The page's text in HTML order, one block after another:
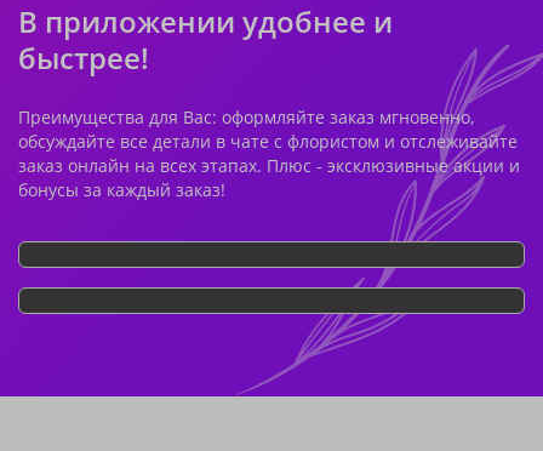
В приложении удобнее и
быстрее!
Преимущества для Вас: оформляйте заказ мгновенно,
обсуждайте все детали в чате с флористом и отслеживайте
заказ онлайн на всех этапах. Плюс - эксклюзивные акции и
бонусы за каждый заказ!